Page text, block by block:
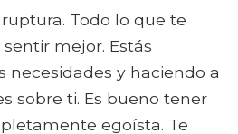
Todo lo que te
mejor. Estás
necesidades y haciendo a
sobre ti. Es bueno tener
egoísta. Te